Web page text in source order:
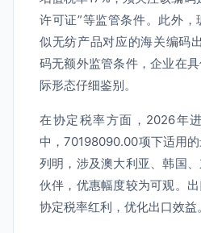
许可证”等监管条件。此外
似无纺产品对应的海关编码
码无额外监管条件，企业在
际形态仔细鉴别。
在协定税率方面，2026年
中，70198090.00项下适用
列明，涉及澳大利亚、韩国
伙伴，优惠幅度较为可观。
协定税率红利，优化出口效益。